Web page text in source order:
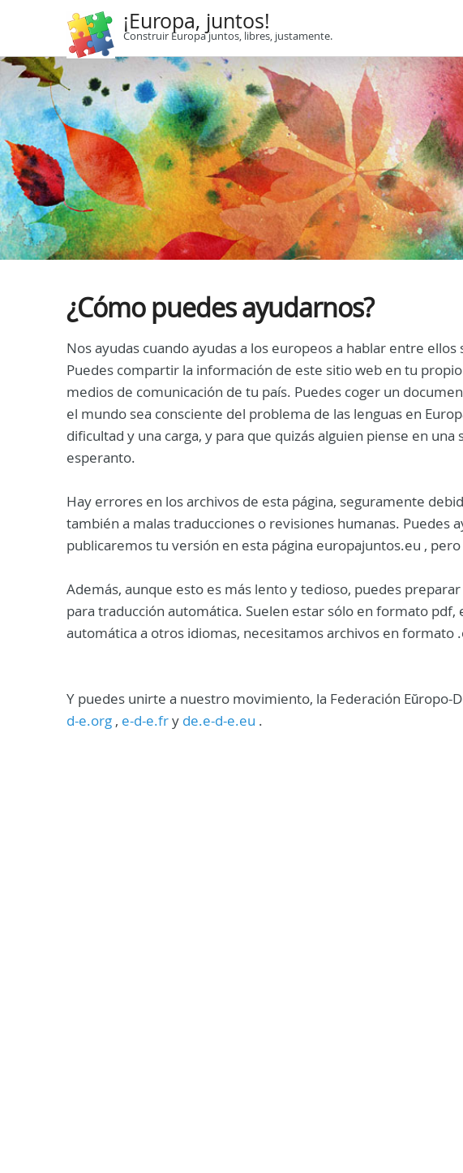
¡Europa, juntos!
Construir Europa juntos, libres, justamente.
¿Cómo puedes ayudarnos?
Nos ayudas cuando ayudas a los europeos a hablar entre
Puedes compartir la información de este sitio web en tu
medios de comunicación de tu país. Puedes coger un
el mundo sea consciente del problema de las lenguas en
dificultad y una carga, y para que quizás alguien piense en
esperanto.
Hay errores en los archivos de esta página, seguramente
también a malas traducciones o revisiones humanas. Puedes
publicaremostu versión en esta página europajuntos.eu ,
Además, aunque esto es más lento y tedioso, puedes preparar
para traducción automática. Suelen estar sólo en formato pdf,
automática a otros idiomas, necesitamos archivos en formato
Y puedes unirte a nuestro movimiento, la Federación
d-e.org , e-d-e.fry de.e-d-e.eu .